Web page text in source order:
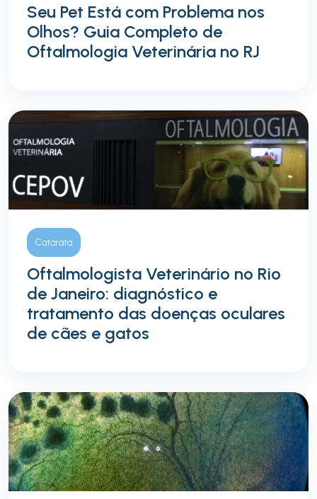
Seu Pet Está com Problema nos
Olhos? Guia Completo de
Oftalmologia Veterinária no RJ
Catarata
Oftalmologista Veterinário no Rio
de Janeiro: diagnóstico e
tratamento das doenças oculares
de cães e gatos